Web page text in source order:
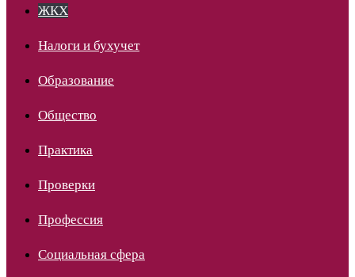
ЖКХ
Налоги и бухучет
Образование
Общество
Практика
Проверки
Профессия
Социальная сфера